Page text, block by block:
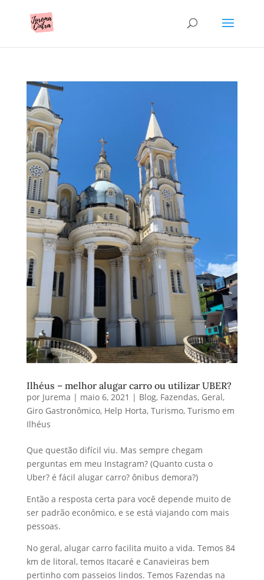
Ilhéus – melhor alugar carro ou utilizar UBER?
por Jurema | maio 6, 2021 | Blog, Fazendas, Geral,
Giro Gastronômico, Help Horta, Turismo, Turismo em
Ilhéus
Que questão difícil viu. Mas sempre chegam
perguntas em meu Instagram? (Quanto custa o
Uber? é fácil alugar carro? ônibus demora?)
Então a resposta certa para você depende muito de
ser padrão econômico, e se está viajando com mais
pessoas.
No geral, alugar carro facilita muito a vida. Temos 84
km de litoral, temos Itacaré e Canavieiras bem
pertinho com passeios lindos. Temos Fazendas na